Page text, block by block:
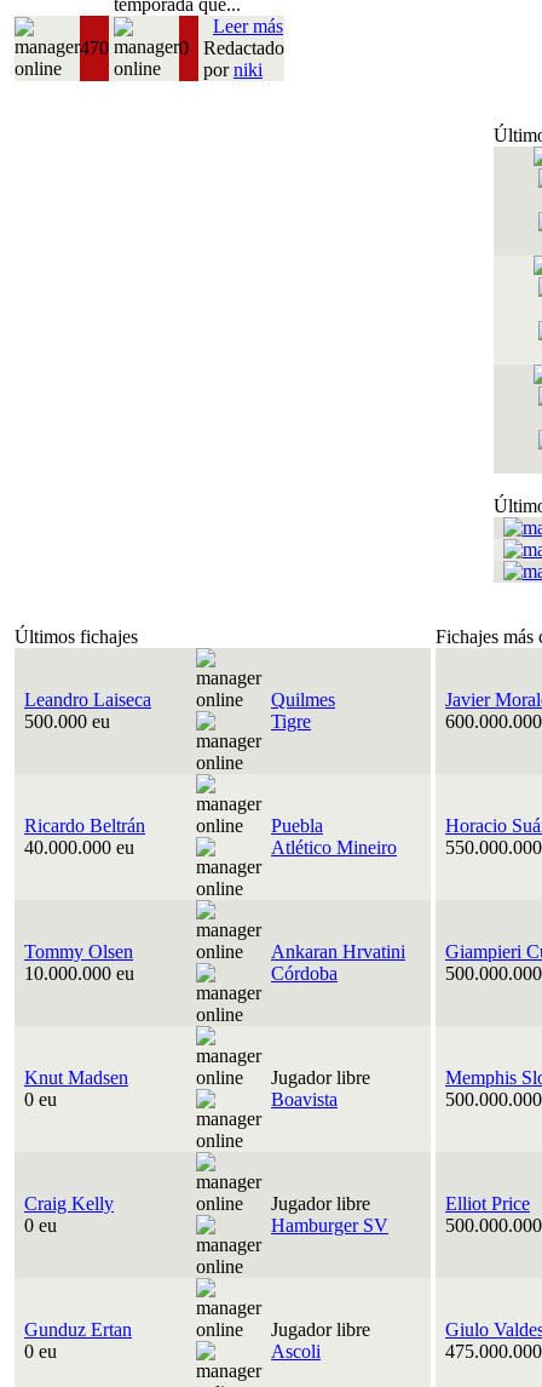
temporada que...
470 0
Leer más
Redactado
porniki
Últimos fichajes Fichajes más
Leandro Laiseca
500.000 eu
Quilmes
Tigre
Javier
Ricardo Beltrán
40.000.000 eu
Puebla
Atlético Mineiro
Horacio
Tommy Olsen
10.000.000 eu
Ankaran Hrvatini
Córdoba
Giampieri
Knut Madsen
0 eu
Jugador libre
Boavista
Memphis
Craig Kelly
0 eu
Jugador libre
Hamburger SV
Elliot Price
Gunduz Ertan
0 eu
Jugador libre
Ascoli
Giulo